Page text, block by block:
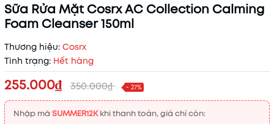
Sữa Rửa Mặt Cosrx AC Collection Calming
Foam Cleanser 150ml
Thương hiệu: Cosrx
Tình trạng: Hết hàng
255.000₫ 350.000₫ - 27%
Nhập mã SUMMER12Kkhi thanh toán, giá chỉ còn: